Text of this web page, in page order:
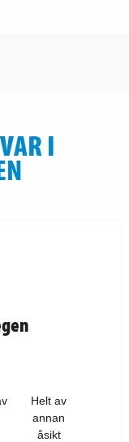
I
Helt av
annan
åsikt